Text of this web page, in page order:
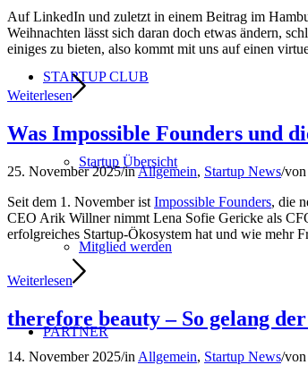
STARTUP CLUB
Startup Übersicht
Mitglied werden
PARTNER
Auf LinkedIn und zuletzt in einem Beitrag im
Weihnachten lässt sich daran doch etwas ändern,
einiges zu bieten, also kommt mit uns auf einen
Weiterlesen
Was Impossible Founders und
25. November 2025/inAllgemein, Startup News/von
Seit dem 1. November ist Impossible Founders, die
CEO Arik Willner nimmt Lena Sofie Gericke als
erfolgreiches Startup-Ökosystem hat und wie mehr
Weiterlesen
therefore beauty – So gelang
14. November 2025/in Allgemein, Startup News/von